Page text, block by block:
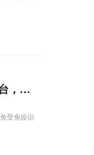
，克服溶
受免疫识